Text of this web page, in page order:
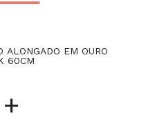
ALONGADO EM OURO
60CM
+